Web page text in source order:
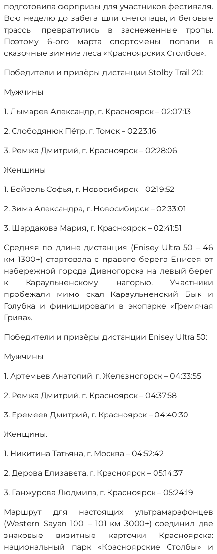
подготовила сюрпризы для участников фестиваля.
Всю неделю до забега шли снегопады, и беговые
трассы превратились в заснеженные тропы.
Поэтому 6-ого марта спортсмены попали в
сказочные зимние леса «Красноярских Столбов».
Победители и призёры дистанции Stolby Trail 20:
Мужчины
1. Лымарев Александр, г. Красноярск – 02:07:13
2. Слободянюк Пётр, г. Томск – 02:23:16
3. Ремжа Дмитрий, г. Красноярск – 02:28:06
Женщины
1. Бейзель Софья, г. Новосибирск – 02:19:52
2. Зима Александра, г. Новосибирск – 02:33:01
3. Шардакова Мария, г. Красноярск – 02:41:51
Средняя по длине дистанция (Enisey Ultra 50 – 46
км 1300+) стартовала с правого берега Енисея от
набережной города Дивногорска на левый берег
к Караульненскому нагорью. Участники
пробежали мимо скал Караульненский Бык и
Голубка и финишировали в экопарке «Гремячая
Грива».
Победители и призёры дистанции Enisey Ultra 50:
Мужчины
1. Артемьев Анатолий, г. Железногорск – 04:33:55
2. Ремжа Дмитрий, г. Красноярск – 04:37:58
3. Еремеев Дмитрий, г. Красноярск – 04:40:30
Женщины:
1. Никитина Татьяна, г. Москва – 04:52:42
2. Дерова Елизавета, г. Красноярск – 05:14:37
3. Ганжурова Людмила, г. Красноярск – 05:24:19
Маршрут для настоящих ультрамарафонцев
(Western Sayan 100 – 101 км 3000+) соединил две
знаковые визитные карточки Красноярска:
национальный парк «Красноярские Столбы» и